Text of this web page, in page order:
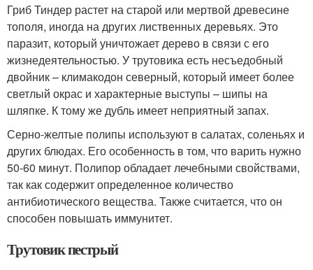
Гриб Тиндер растет на старой или мертвой древесине
тополя, иногда на других лиственных деревьях. Это
паразит, который уничтожает дерево в связи с его
жизнедеятельностью. У трутовика есть несъедобный
двойник – климакодон северный, который имеет более
светлый окрас и характерные выступы – шипы на
шляпке. К тому же дубль имеет неприятный запах.
Серно-желтые полипы используют в салатах, соленьях и
других блюдах. Его особенность в том, что варить нужно
50-60 минут. Полипор обладает лечебными свойствами,
так как содержит определенное количество
антибиотического вещества. Также считается, что он
способен повышать иммунитет.
Трутовик пестрый